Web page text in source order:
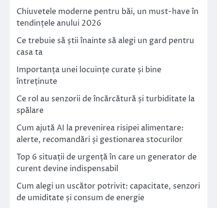
Chiuvetele moderne pentru băi, un must-have în
tendințele anului 2026
Ce trebuie să știi înainte să alegi un gard pentru
casa ta
Importanța unei locuințe curate și bine
întreținute
Ce rol au senzorii de încărcătură și turbiditate la
spălare
Cum ajută AI la prevenirea risipei alimentare:
alerte, recomandări și gestionarea stocurilor
Top 6 situații de urgență în care un generator de
curent devine indispensabil
Cum alegi un uscător potrivit: capacitate, senzori
de umiditate și consum de energie